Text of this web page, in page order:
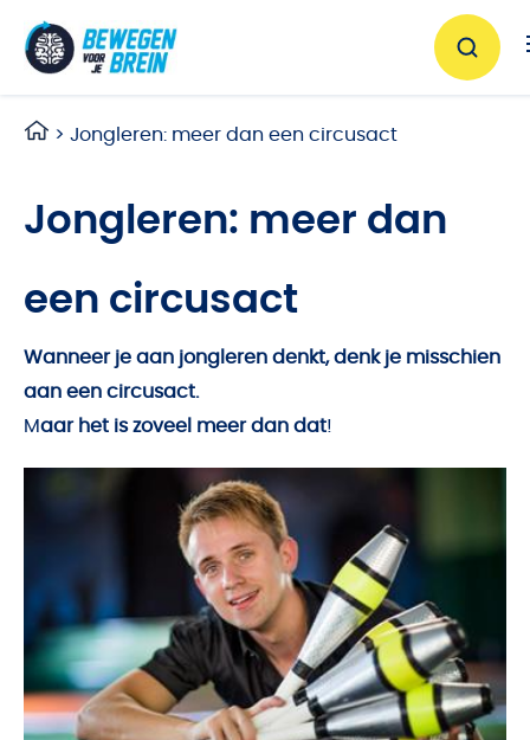
> Jongleren: meer dan een circusact
Jongleren: meer dan
een circusact
Wanneer je aan jongleren denkt, denk je misschien
aan een circusact.
Maar het is zoveel meer dan dat!